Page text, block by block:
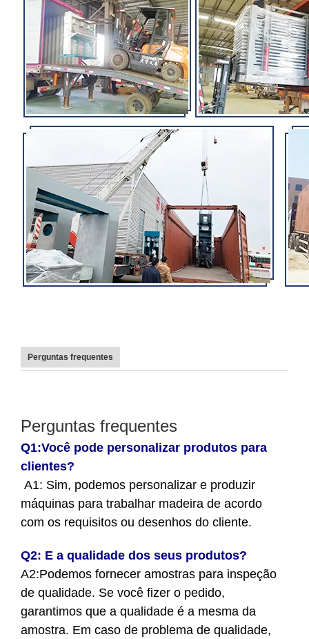
Perguntas frequentes
Perguntas frequentes
Q1:Você pode personalizar produtos para
clientes?
A1: Sim, podemos personalizar e produzir
máquinas para trabalhar madeira de acordo
com os requisitos ou desenhos do cliente.
Q2: E a qualidade dos seus produtos?
A2:Podemos fornecer amostras para inspeção
de qualidade. Se você fizer o pedido,
garantimos que a qualidade é a mesma da
amostra. Em caso de problema de qualidade,